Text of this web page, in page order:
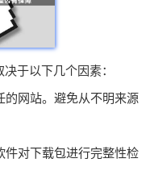
于以下几个因素：
的网站。避免从不明来源
对下载包进行完整性检